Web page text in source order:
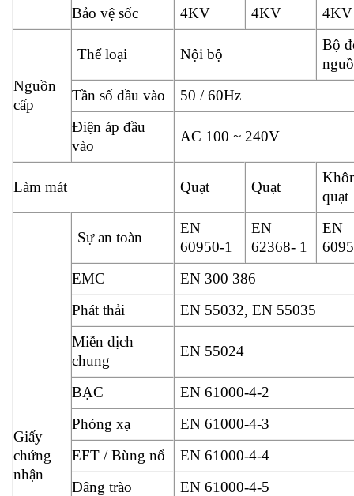
Bảo vệ sốc 4KV 4KV 4KV
Nguồn
cấp
Thể loại Nội bộ
Bộ
Tần số đầu vào
50 / 60Hz
Điện áp đầu
vào
AC 100 ~ 240V
Làm mát Quạt Quạt
quạt
Giấy
chứng
nhận
Sự an toàn
EN
60950-1
EN
62368- 1
EN
EMC
EN 300 386
Phát thải
EN 55032, EN 55035
Miễn dịch
chung
EN 55024
BẠC
EN 61000-4-2
Phóng xạ
EN 61000-4-3
EFT / Bùng nổ
EN 61000-4-4
Dâng trào
EN 61000-4-5